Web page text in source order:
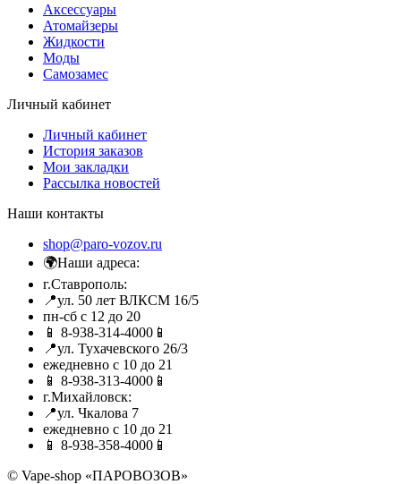
Аксессуары
Атомайзеры
Жидкости
Моды
Самозамес
Личный кабинет
Личный кабинет
История заказов
Мои закладки
Рассылка новостей
Наши контакты
shop@paro-vozov.ru
🌍Наши адреса:
г.Ставрополь:
📍ул. 50 лет ВЛКСМ 16/5
пн-сб с 12 до 20
📱 8-938-314-4000📱
📍ул. Тухачевского 26/3
ежедневно с 10 до 21
📱 8-938-313-4000📱
г.Михайловск:
📍ул. Чкалова 7
ежедневно с 10 до 21
📱 8-938-358-4000📱
© Vape-shop «ПАРОВОЗОВ»